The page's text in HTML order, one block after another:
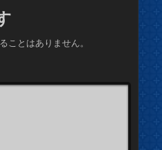
ことはありません。